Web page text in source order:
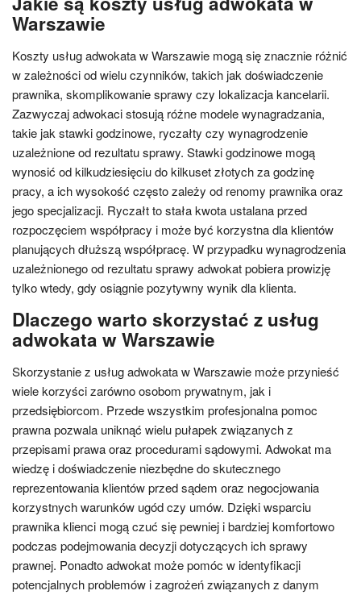
Warszawie
Koszty usług adwokata w Warszawie mogą się znacznie różnić
w zależności od wielu czynników, takich jak doświadczenie
prawnika, skomplikowanie sprawy czy lokalizacja kancelarii.
Zazwyczaj adwokaci stosują różne modele wynagradzania,
takie jak stawki godzinowe, ryczałty czy wynagrodzenie
uzależnione od rezultatu sprawy. Stawki godzinowe mogą
wynosić od kilkudziesięciu do kilkuset złotych za godzinę
pracy, a ich wysokość często zależy od renomy prawnika oraz
jego specjalizacji. Ryczałt to stała kwota ustalana przed
rozpoczęciem współpracy i może być korzystna dla klientów
planujących dłuższą współpracę. W przypadku wynagrodzenia
uzależnionego od rezultatu sprawy adwokat pobiera prowizję
tylko wtedy, gdy osiągnie pozytywny wynik dla klienta.
Dlaczego warto skorzystać z usług
adwokata w Warszawie
Skorzystanie z usług adwokata w Warszawie może przynieść
wiele korzyści zarówno osobom prywatnym, jak i
przedsiębiorcom. Przede wszystkim profesjonalna pomoc
prawna pozwala uniknąć wielu pułapek związanych z
przepisami prawa oraz procedurami sądowymi. Adwokat ma
wiedzę i doświadczenie niezbędne do skutecznego
reprezentowania klientów przed sądem oraz negocjowania
korzystnych warunków ugód czy umów. Dzięki wsparciu
prawnika klienci mogą czuć się pewniej i bardziej komfortowo
podczas podejmowania decyzji dotyczących ich sprawy
prawnej. Ponadto adwokat może pomóc w identyfikacji
potencjalnych problemów i zagrożeń związanych z danym